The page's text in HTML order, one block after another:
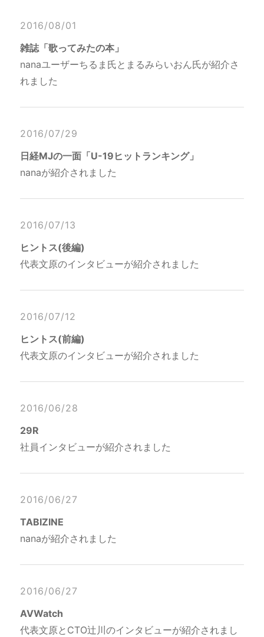
2016/08/01
雑誌「歌ってみたの本」
nanaユーザーちるま氏とまるみらいおん氏が紹介さ
れました
2016/07/29
日経MJの一面「U-19ヒットランキング」
nanaが紹介されました
2016/07/13
ヒントス(後編)
代表文原のインタビューが紹介されました
2016/07/12
ヒントス(前編)
代表文原のインタビューが紹介されました
2016/06/28
29R
社員インタビューが紹介されました
2016/06/27
TABIZINE
nanaが紹介されました
2016/06/27
AVWatch
代表文原とCTO辻川のインタビューが紹介されまし